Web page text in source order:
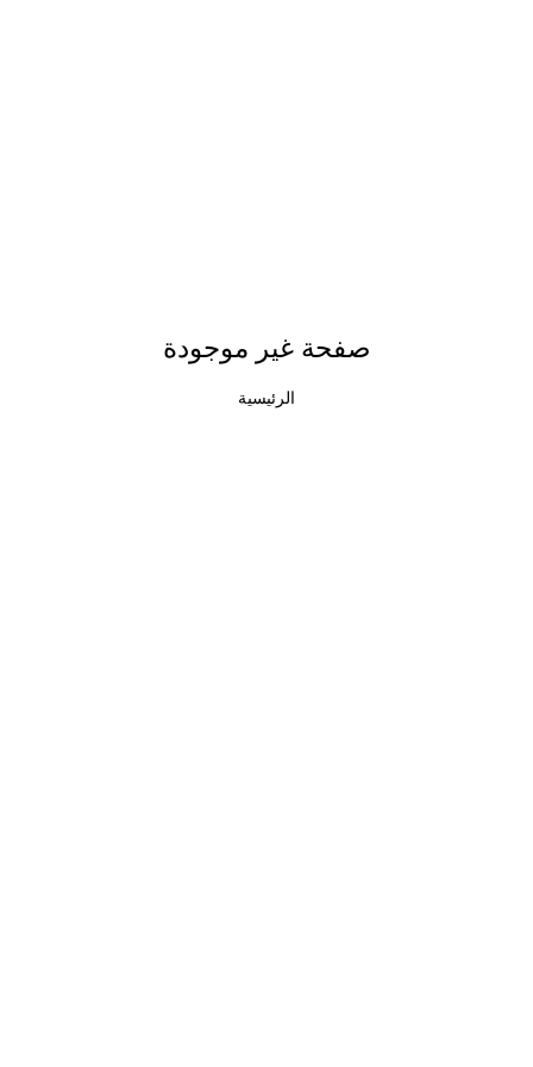
صفحة غير موجودة
الرئيسية